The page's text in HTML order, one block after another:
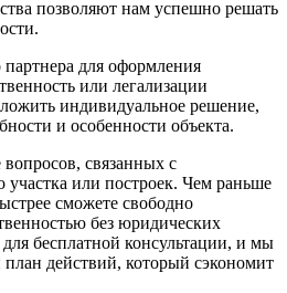
позволяют нам успешно решать
для оформления
или легализации
индивидуальное решение,
и особенности объекта.
связанных с
участка или построек. Чем раньше
сможете свободно
без юридических
бесплатной консультации, и мы
действий, который сэкономит